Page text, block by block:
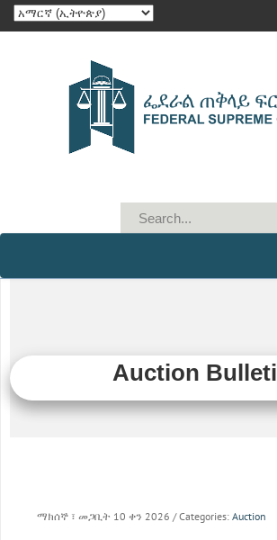
Auction
ማክሰኞ ፣ መጋቢት 10 ቀን 2026 / Categories: Auction